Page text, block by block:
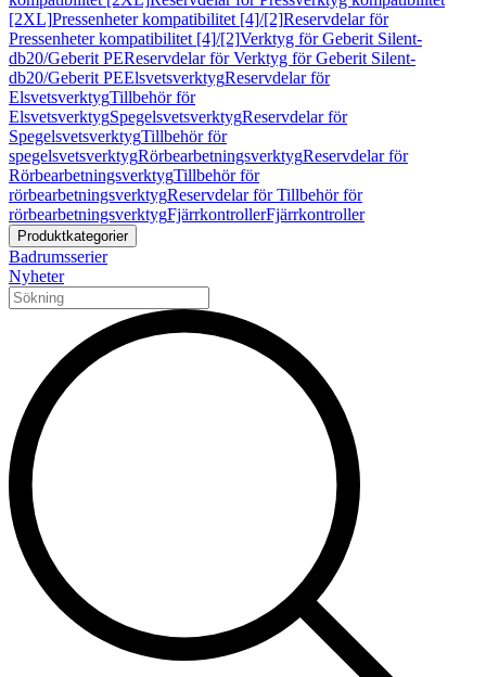
[2XL]Pressenheter kompatibilitet [4]/[2]Reservdelar för
Pressenheter kompatibilitet [4]/[2]Verktyg för Geberit Silent-
db20/Geberit PEReservdelar för Verktyg för Geberit Silent-
db20/Geberit PEElsvetsverktygReservdelar för
ElsvetsverktygTillbehör för
ElsvetsverktygSpegelsvetsverktygReservdelar för
SpegelsvetsverktygTillbehör för
spegelsvetsverktygRörbearbetningsverktygReservdelar för
RörbearbetningsverktygTillbehör för
rörbearbetningsverktygReservdelar för Tillbehör för
rörbearbetningsverktygFjärrkontrollerFjärrkontroller
Produktkategorier
Badrumsserier
Nyheter